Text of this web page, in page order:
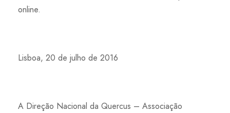
online.
Lisboa, 20 de julho de 2016
A Direção Nacional da Quercus – Associação